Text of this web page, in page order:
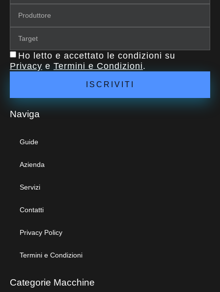
Ho letto e accettato le condizioni su
Privacy e Termini e Condizioni.
ISCRIVITI
Naviga
Guide
Azienda
Servizi
Contatti
Privacy Policy
Termini e Condizioni
Categorie Macchine